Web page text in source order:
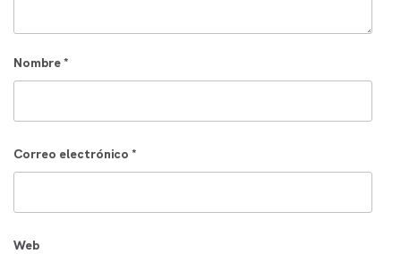
Nombre*
Correo electrónico*
Web